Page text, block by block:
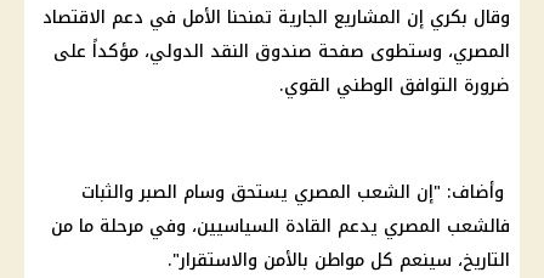
وقال بكري إن المشاريع الجارية تمنحنا الأمل في دعم الاقتصاد
المصري، وستطوى صفحة صندوق النقد الدولي، مؤكداً على
ضرورة التوافق الوطني القوي.
وأضاف: "إن الشعب المصري يستحق وسام الصبر والثبات
فالشعب المصري يدعم القادة السياسيين، وفي مرحلة ما من
التاريخ، سينعم كل مواطن بالأمن والاستقرار".